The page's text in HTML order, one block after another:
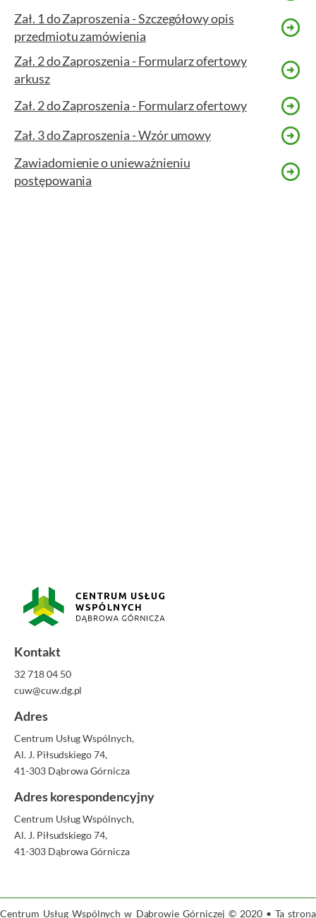
Zał. 1 do Zaproszenia - Szczegółowy opis
przedmiotu zamówienia
Zał. 2 do Zaproszenia - Formularz ofertowy
arkusz
Zał. 2 do Zaproszenia - Formularz ofertowy
Zał. 3 do Zaproszenia - Wzór umowy
Zawiadomienie o unieważnieniu
postępowania
Kontakt
32 718 04 50
cuw@cuw.dg.pl
Adres
Centrum Usług Wspólnych,
Al. J. Piłsudskiego 74,
41-303 Dąbrowa Górnicza
Adres korespondencyjny
Centrum Usług Wspólnych,
Al. J. Piłsudskiego 74,
41-303 Dąbrowa Górnicza
Centrum Usług Wspólnych w Dąbrowie Górniczej © 2020 • Ta strona